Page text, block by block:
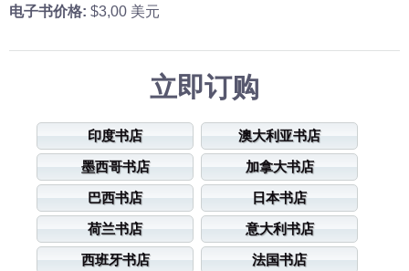
电子书价格: $3,00 美元
立即订购
印度书店
澳大利亚书店
墨西哥书店
加拿大书店
巴西书店
日本书店
荷兰书店
意大利书店
西班牙书店
法国书店